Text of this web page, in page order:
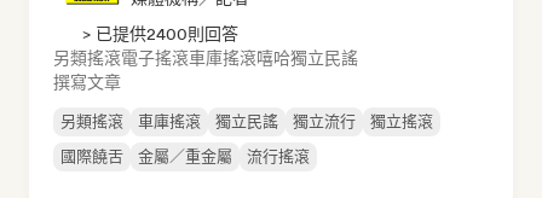
> 已提供2400則回答
另類搖滾電子搖滾車庫搖滾嘻哈獨立民謠
撰寫文章
另類搖滾 車庫搖滾 獨立民謠 獨立流行
獨立搖滾
國際饒舌
金屬／重金屬 流行搖滾